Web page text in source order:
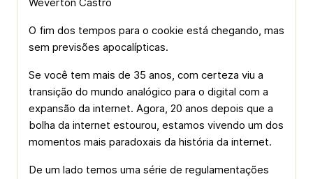
O fim dos tempos para o cookie está chegando, mas
sem previsões apocalípticas.
Se você tem mais de 35 anos, com certeza viu a
transição do mundo analógico para o digital com a
expansão da internet. Agora, 20 anos depois que a
bolha da internet estourou, estamos vivendo um dos
momentos mais paradoxais da história da internet.
De um lado temos uma série de regulamentações